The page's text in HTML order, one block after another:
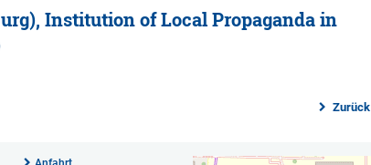
Institution of Local Propaganda in
Zurück